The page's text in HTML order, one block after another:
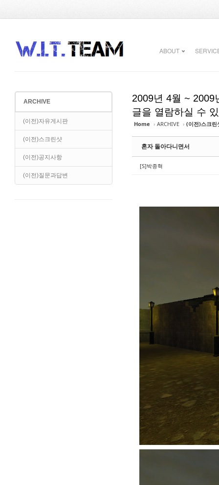
ABOUT
ARCHIVE
(이전)자유게시판
(이전)스크린샷
(이전)공지사항
(이전)질문과답변
2009년 4월 ~ 2009
글을 열람하실 수
Home › ARCHIVE › (이전)스크린
혼자 돌아다니면서
[S]박종혁
Sketchbook5, 스케치북5
Sketchbook5, 스케치북5
Sketchbook5, 스케치북5
Sketchbook5, 스케치북5